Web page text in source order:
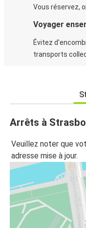
Vous réservez,
Voyager
Évitez
transports
Arrêts à
Veuillez noter que
adresse mise à jour.